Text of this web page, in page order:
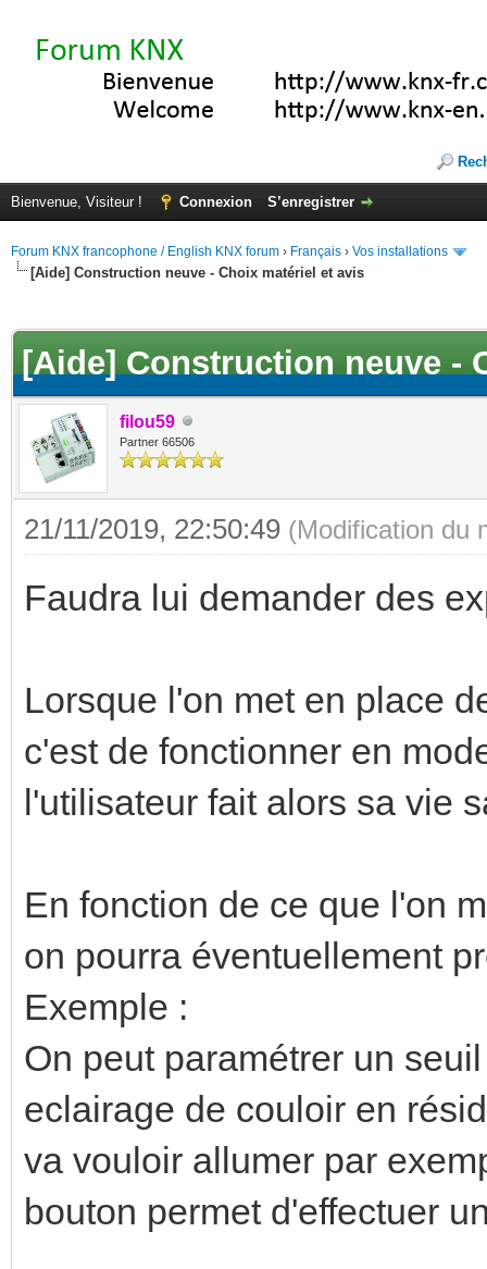
Bienvenue, Visiteur ! Connexion S’enregistrer
Forum KNX francophone / English KNX forum › Français › Vos installations
[Aide] Construction neuve - Choix matériel et avis
[Aide] Construction neuve -
filou59
Partner 66506
21/11/2019, 22:50:49 (Modification du
Faudra lui demander des
Lorsque l'on met en place
c'est de fonctionner en
l'utilisateur fait alors sa vie
En fonction de ce que l'on
on pourra éventuellement
Exemple :
On peut paramétrer un
eclairage de couloir en
va vouloir allumer par
bouton permet d'effectuer